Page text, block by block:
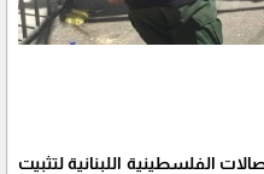
الفلسطينية اللبنانية لتثبيت